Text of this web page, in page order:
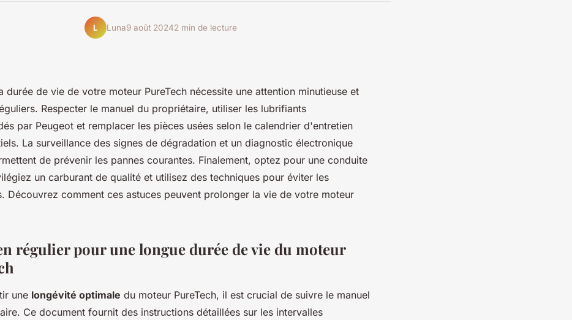
L Luna9 août 20242 min de lecture
durée de vie de votre moteur PureTech nécessite une attention minutieuse et
Respecter le manuel du propriétaire, utiliser les lubrifiants
par Peugeot et remplacer les pièces usées selon le calendrier d'entretien
La surveillance des signes de dégradation et un diagnostic électronique
de prévenir les pannes courantes. Finalement, optez pour une conduite
un carburant de qualité et utilisez des techniques pour éviter les
Découvrez comment ces astuces peuvent prolonger la vie de votre moteur
régulier pour une longue durée de vie du moteur
une longévité optimale du moteur PureTech, il est crucial de suivre le manuel
Ce document fournit des instructions détaillées sur les intervalles